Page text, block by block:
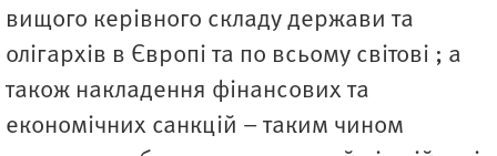
вищого керівного складу держави та
олігархів в Європі та по всьому світові ; а
також накладення фінансових та
економічних санкцій – таким чином